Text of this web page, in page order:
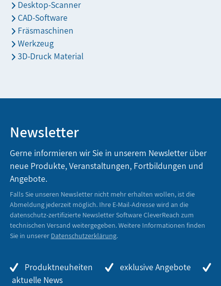
Desktop-Scanner
CAD-Software
Fräsmaschinen
Werkzeug
3D-Druck Material
Newsletter
Gerne informieren wir Sie in unserem Newsletter über
neue Produkte, Veranstaltungen, Fortbildungen und
Angebote.
Falls Sie unseren Newsletter nicht mehr erhalten wollen, ist die
Abmeldung jederzeit möglich. Ihre E-Mail-Adresse wird an die
datenschutz-zertifizierte Newsletter Software CleverReach zum
technischen Versand weitergegeben. Weitere Informationen finden
Sie in unserer Datenschutzerklärung.
Produktneuheiten
exklusive Angebote
aktuelle News